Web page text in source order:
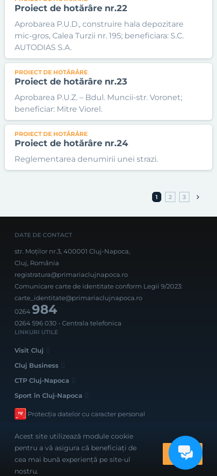
Proiect de hotărâre nr.22
Aprobarea P.U.D., construire hala depozitare
mic-gros, Calea Turzii nr. 195; beneficiara: S.C.
AUTODIAS S.A.
PROIECT DE HOTĂRÂRE
Proiect de hotărâre nr.23
Aprobarea P.U.Z. – Bdul. Muncii-str. Voronet;
beneficiar: Mitre Viorel.
PROIECT DE HOTĂRÂRE
Proiect de hotărâre nr.24
Reglementarea denumirii unei strazi.
1 2 3
DATE DE CONTACT
str. Moților nr.3, 400001 Cluj-Napoca,
Cluj, România
registratura@primariaclujnapoca.ro
Comunicare carte de identitate conform Legii 9/2023:
carte_identitate@primariaclujnapoca.ro
0264984
0264 596 030 - Centrala telefonica
LINKURI UTILE
Visit Cluj
Cluj Business
CTP Cluj-Napoca
Sport în Cluj-Napoca
Protecția datelor cu caracter personal
Realizat cu bune intenții de către
Acest site utilizează module cookie
pentru a vă asigura că beneficiați de
cea mai bună experiență pe site-ul
nostru.
OK